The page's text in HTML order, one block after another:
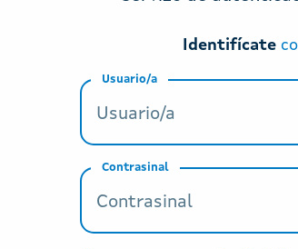
Identifícate
Usuario/a
Contrasinal